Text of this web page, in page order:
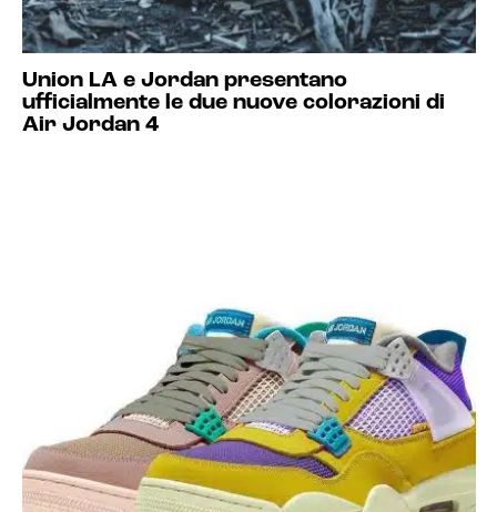
Union LA e Jordan presentano
ufficialmente le due nuove colorazioni di
Air Jordan 4